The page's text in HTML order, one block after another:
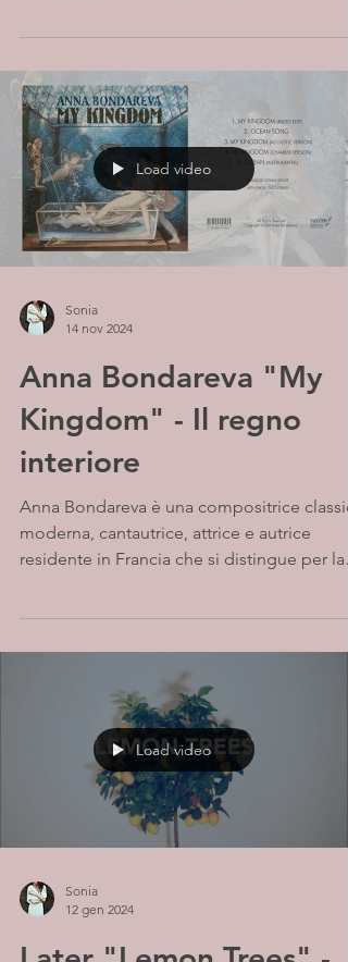
Load video
Sonia
14 nov 2024
Anna Bondareva "My
Kingdom" - Il regno
interiore
Anna Bondareva è una compositrice classica
moderna, cantautrice, attrice e autrice
residente in Francia che si distingue per la
Load video
Sonia
12 gen 2024